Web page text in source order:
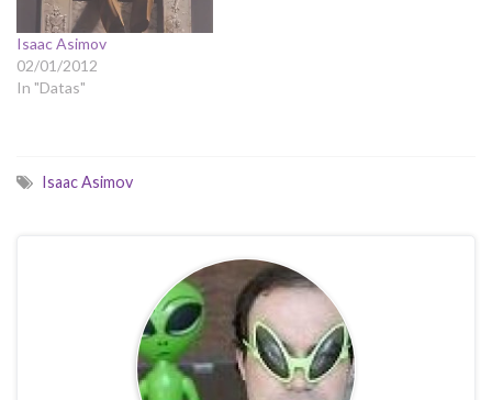
Isaac Asimov
02/01/2012
In "Datas"
Isaac Asimov